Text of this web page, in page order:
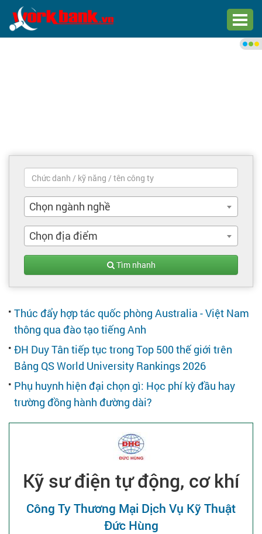
Trang chủ
Việc làm mới nhất
Tìm việc làm
Nhà tuyển dụng
Chọn ngành nghề
Chọn địa điểm
Tìm nhanh
Thúc đẩy hợp tác quốc phòng Australia - Việt Nam
thông qua đào tạo tiếng Anh
ĐH Duy Tân tiếp tục trong Top 500 thế giới trên
Bảng QS World University Rankings 2026
Phụ huynh hiện đại chọn gì: Học phí kỳ đầu hay
trường đồng hành đường dài?
Kỹ sư điện tự động, cơ khí
Công Ty Thương Mại Dịch Vụ Kỹ Thuật
Đức Hùng